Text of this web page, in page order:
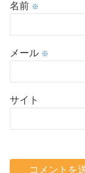
名前 ※
メール ※
サイト